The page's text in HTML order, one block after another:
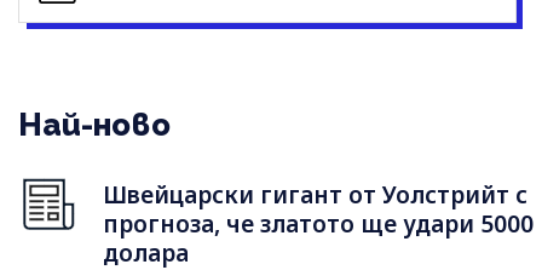
Най-ново
Швейцарски гигант от Уолстрийт с
прогноза, че златото ще удари 5000
долара